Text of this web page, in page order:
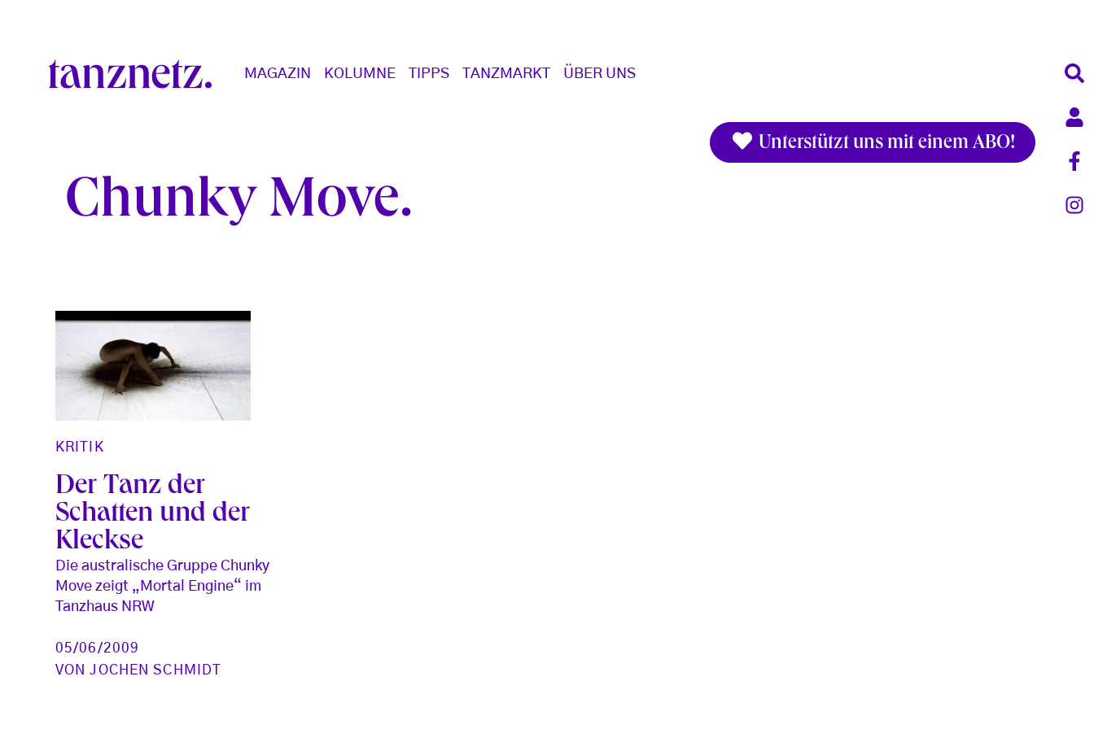
Main navigation
MAGAZIN KOLUMNE TIPPS TANZMARKT ÜBER UNS
Unterstützt uns mit einem ABO!
Chunky Move
KRITIK
Der Tanz der
Schatten und der
Kleckse
Die australische Gruppe Chunky
Move zeigt „Mortal Engine“ im
Tanzhaus NRW
05/06/2009
VONJOCHEN SCHMIDT